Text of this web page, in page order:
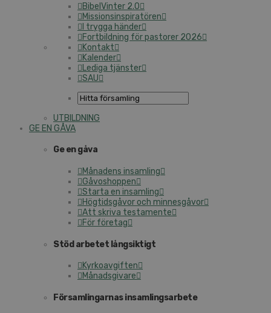
BibelVinter 2.0
Missionsinspiratören
I trygga händer
Fortbildning för pastorer 2026
Kontakt
Kalender
Lediga tjänster
SAU
UTBILDNING
GE EN GÅVA
Ge en gåva
Månadens insamling
Gåvoshoppen
Starta en insamling
Högtidsgåvor och minnesgåvor
Att skriva testamente
För företag
Stöd arbetet långsiktigt
Kyrkoavgiften
Månadsgivare
Församlingarnas insamlingsarbete